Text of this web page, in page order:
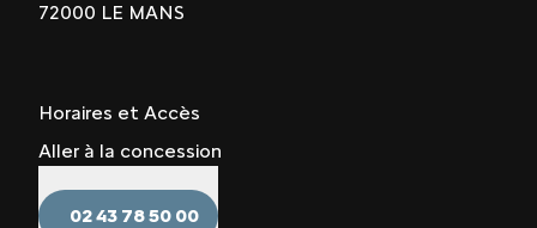
72000 LE MANS
Horaires et Accès
Aller à la concession
02 43 78 50 00